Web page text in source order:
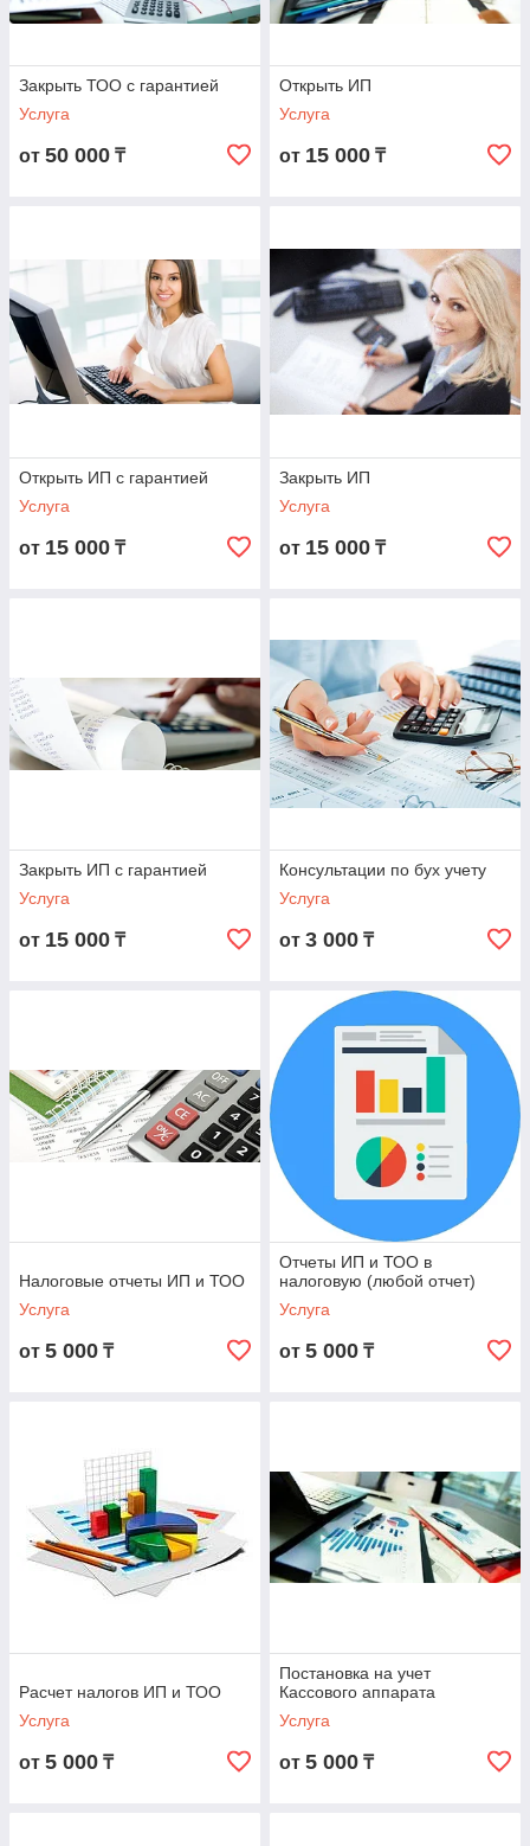
Закрыть ТОО с гарантией
Услуга
от 50 000 ₸
Открыть ИП
Услуга
от 15 000 ₸
Открыть ИП с гарантией
Услуга
от 15 000 ₸
Закрыть ИП
Услуга
от 15 000 ₸
Закрыть ИП с гарантией
Услуга
от 15 000 ₸
Консультации по бух учету
Услуга
от 3 000 ₸
Налоговые отчеты ИП и ТОО
Услуга
от 5 000 ₸
Отчеты ИП и ТОО в
налоговую (любой отчет)
Услуга
от 5 000 ₸
Расчет налогов ИП и ТОО
Услуга
от 5 000 ₸
Постановка на учет
Кассового аппарата
Услуга
от 5 000 ₸